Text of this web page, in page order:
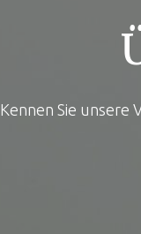
Kennen Sie unsere